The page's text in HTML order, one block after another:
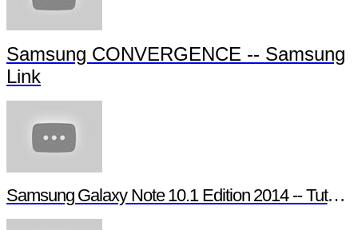
Samsung CONVERGENCE -- Samsung
Link
Samsung Galaxy Note 10.1 Edition 2014 -- Tutoriel Pen Window